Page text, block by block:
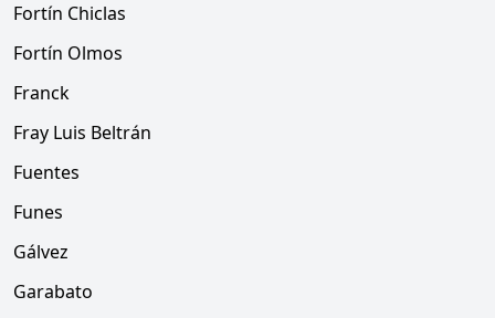
Fortín Chiclas
Fortín Olmos
Franck
Fray Luis Beltrán
Fuentes
Funes
Gálvez
Garabato